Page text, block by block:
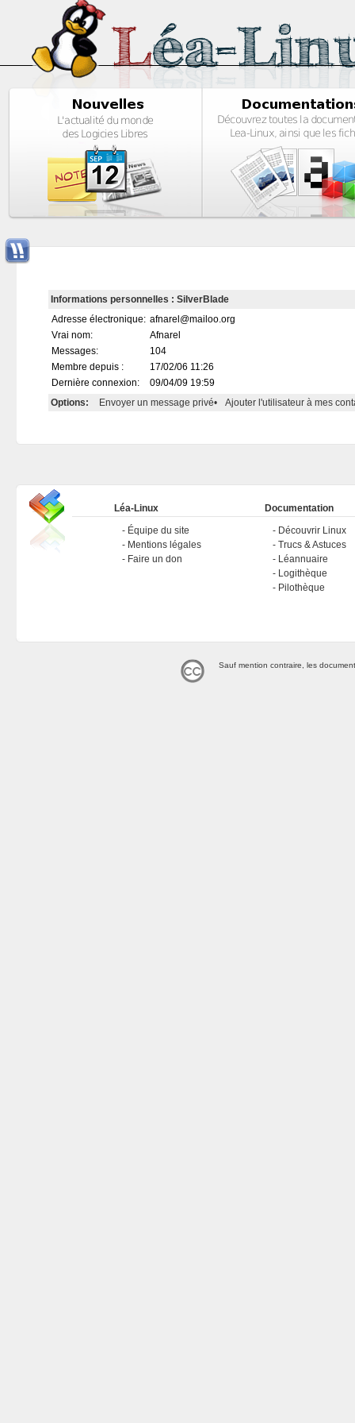
Informations personnelles : SilverBlade
Adresse électronique: afnarel@mailoo.org
Vrai nom:
Afnarel
Messages:
104
Membre depuis :
17/02/06 11:26
Dernière connexion:
09/04/09 19:59
Options:
Envoyer un message privé• Ajouter l'utilisateur à mes
Léa-Linux
Équipe du site
Mentions légales
Faire un don
Documentation
Découvrir Linux
Trucs & Astuces
Léannuaire
Logithèque
Pilothèque
Sauf mention contraire, les